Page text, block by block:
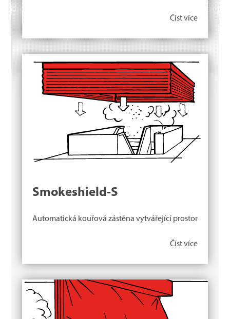
Číst více
Smokeshield-S
Automatická kouřová zástěna vytvářející prostor
Číst více